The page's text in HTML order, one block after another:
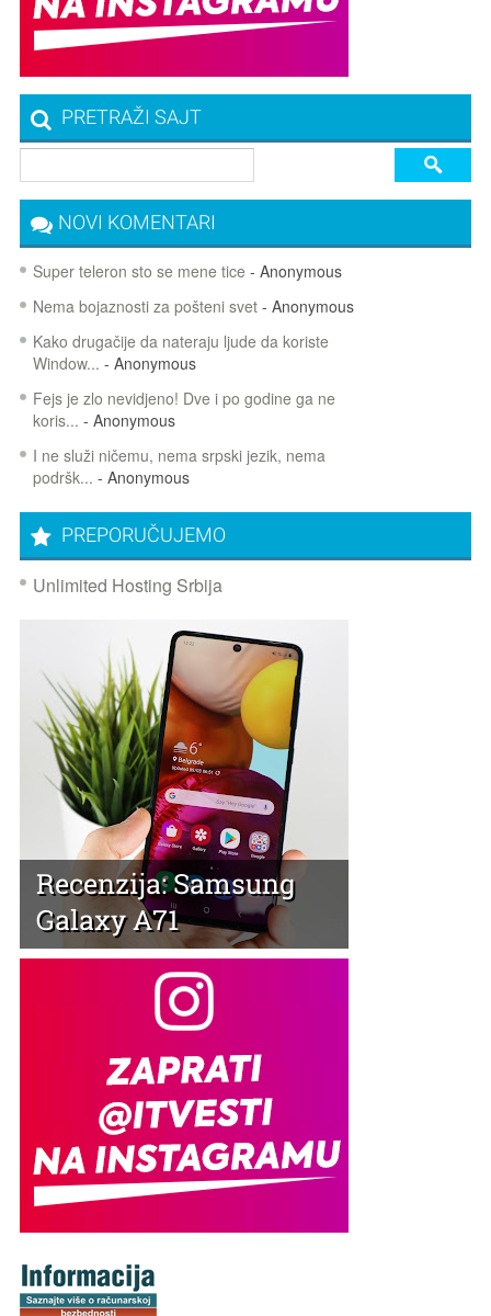
PRETRAŽI SAJT
NOVI KOMENTARI
Super teleron sto se mene tice - Anonymous
Nema bojaznosti za pošteni svet- Anonymous
Kako drugačije da nateraju ljude da koriste
Window... - Anonymous
Fejs je zlo nevidjeno! Dve i po godine ga ne
koris... - Anonymous
I ne služi ničemu, nema srpski jezik, nema
podršk... - Anonymous
PREPORUČUJEMO
Unlimited Hosting Srbija
Recenzija: Samsung
Galaxy A71